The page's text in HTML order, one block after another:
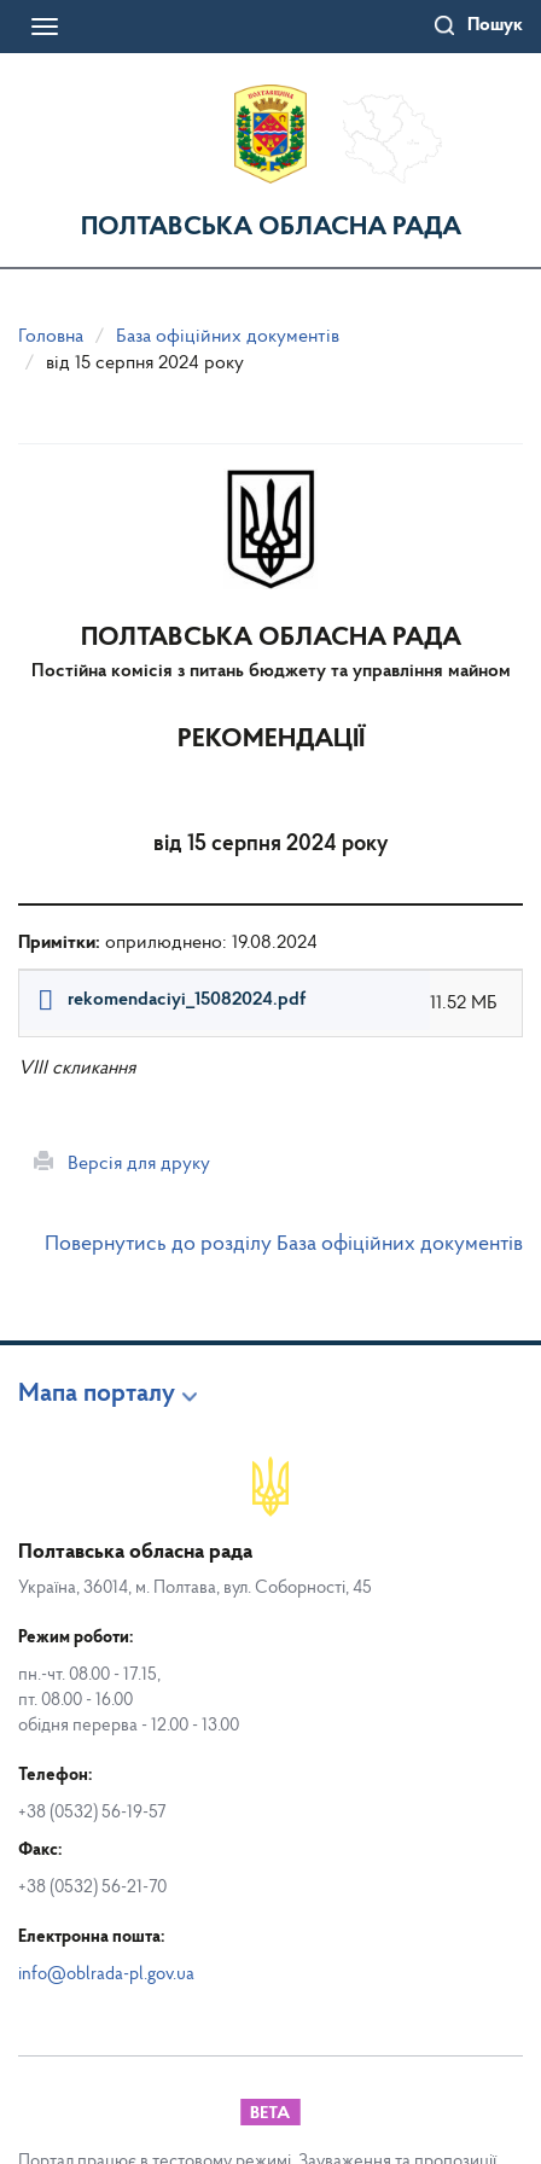
Пошук
Toggle
ПОЛТАВСЬКА ОБЛАСНА РАДА
Головна
База офіційних документів
від 15 серпня 2024 року
ПОЛТАВСЬКА ОБЛАСНА РАДА
Постійна комісія з питань бюджету та управління майном
РЕКОМЕНДАЦІЇ
від 15 серпня 2024 року
Примітки: оприлюднено: 19.08.2024
rekomendaciyi_15082024.pdf 11.52 МБ
VIII скликання
Версія для друку
Повернутись до розділу База офіційних документів
Мапа порталу
Полтавська обласна рада
Україна, 36014, м. Полтава, вул. Соборності, 45
Режим роботи:
пн.-чт. 08.00 - 17.15,
пт. 08.00 - 16.00
обідня перерва - 12.00 - 13.00
Телефон:
+38 (0532) 56-19-57
Факс:
+38 (0532) 56-21-70
Електронна пошта:
info@oblrada-pl.gov.ua